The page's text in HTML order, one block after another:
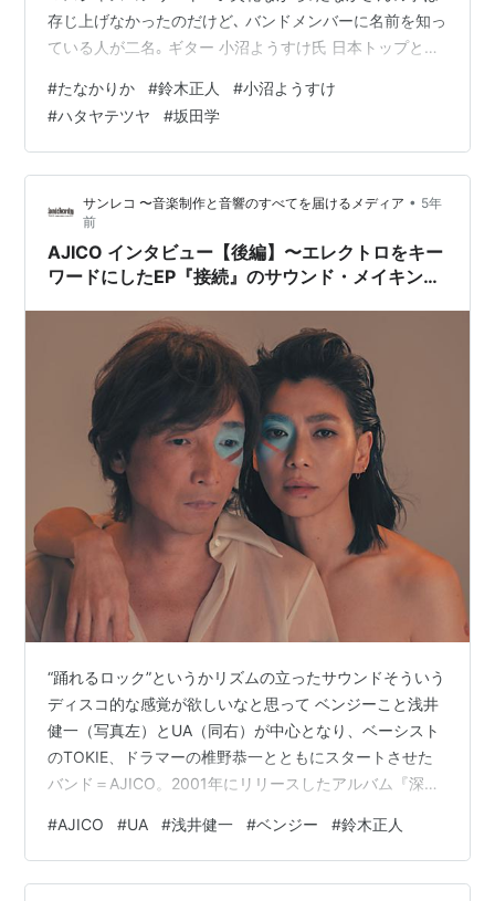
存じ上げなかったのだけど､ バンドメンバーに名前を知っ
ている人が二名｡ ギター 小沼ようすけ氏 日本トップとい
人氏 リトルクリーチャーズ！五代目グランドイカ天キン
グ！！！！笑 ピアノ ハタヤテツヤ氏 元EGO-WRAPPIN ｡
ドラム なんと尾道産まれ､坂田学氏｡お父さんは Sax 奏者
の坂田明氏｡ 凄いメンバーじゃないか！ コンサートはジ
ャズ素人にも解り易く大変素晴らしかった｡ …
#たなかりか #鈴木正人 #小沼ようすけ
#ハタヤテツヤ #坂田学
サンレコ 〜音楽制作と音響のすべてを届けるメディア • 5年
前
AJICO インタビュー【後編】〜エレクトロをキー
ワードにしたEP『接続』のサウンド・メイキング
“踊れるロック”というかリズムの立ったサウンドそういう
ディスコ的な感覚が欲しいなと思って ベンジーこと浅井
健一（写真左）とUA（同右）が中心となり、ベーシスト
のTOKIE、ドラマーの椎野恭一とともにスタートさせた
バンド＝AJICO。2001年にリリースしたアルバム『深
強いリスナーを有するものの、バンド自体は同年に活動
を休止。メンバーはそれぞれの活動にまい進することと
なったが、今年５月に４曲入りのEP『接続』で待望の再
#AJICO #UA #浅井健一 #ベンジー #鈴木正人